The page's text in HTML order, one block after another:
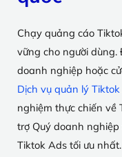
Chạy quảng cáo
vững cho người
doanh nghiệp hoặc
Dịch vụ quản lý
nghiệm thực chiến về
trợ Quý doanh
Tiktok Ads tối ưu nhất.